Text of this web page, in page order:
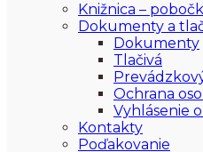
Knižnica –
Dokumenty a
Dokumenty
Tlačivá
Ochrana
Vyhlásenie
Kontakty
Poďakovanie